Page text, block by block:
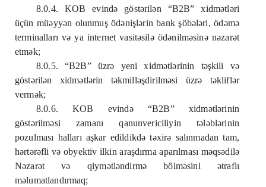
8.0.4. KOB evində göstərilən “B2B” xidmətləri
üçün müəyyən olunmuş ödənişlərin bank şöbələri, ödəmə
terminalları və ya internet vasitəsilə ödənilməsinə nəzarət
etmək;
8.0.5. “B2B” üzrə yeni xidmətlərinin təşkili və
göstərilən xidmətlərin təkmilləşdirilməsi üzrə təkliflər
vermək;
8.0.6. KOB evində “B2B” xidmətlərinin
göstərilməsi zamanı qanunvericiliyin tələblərinin
pozulması halları aşkar edildikdə təxirə salınmadan tam,
hərtərəfli və obyektiv ilkin araşdırma aparılması məqsədilə
Nəzarət və qiymətləndirmə bölməsini ətraflı
məlumatlandırmaq;